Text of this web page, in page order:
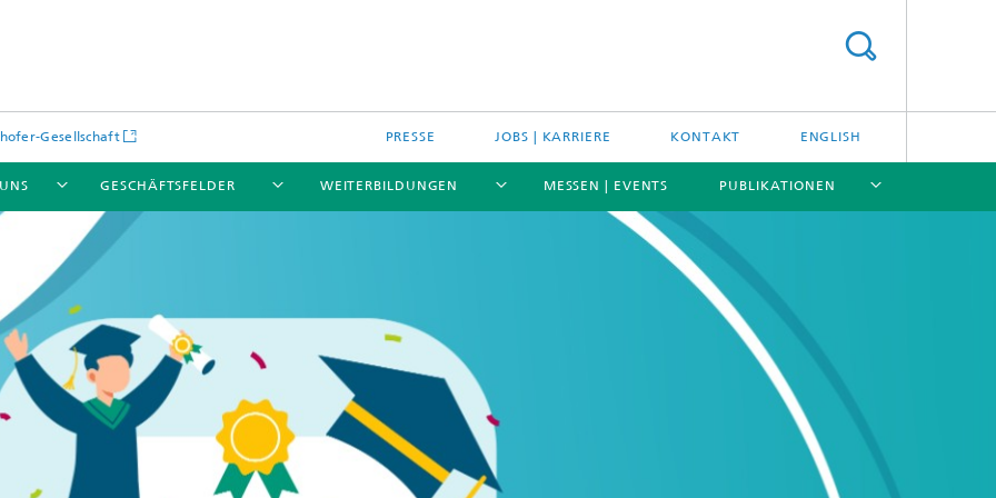
Gesellschaft PRESSE JOBS | KARRIERE KONTAKT ENGLISH
GESCHÄFTSFELDER
optische Systeme
Fraunhofer Blockchain-Labor
WEITERBILDUNGEN MESSEN | EVENTS PUBLIKATIONEN